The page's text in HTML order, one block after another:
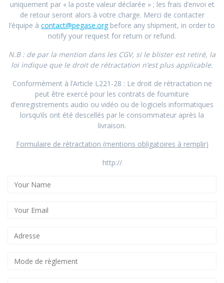
uniquement par « la poste valeur déclarée » ; les frais d’envoi et
de retour seront alors à votre charge. Merci de contacter
l’équipe à contact@pegase.orgbefore any shipment, in order to
notify your request for return or refund.
N.B : de par la mention dans les CGV, si le blister est retiré, la
loi indique que le droit de rétractation n’est plus applicable.
Conformément à l’Article L221-28 : Le droit de rétractation ne
peut être exercé pour les contrats de fourniture
d’enregistrements audio ou vidéo ou de logiciels informatiques
lorsqu’ils ont été descellés par le consommateur après la
livraison.
Formulaire de rétractation (mentions obligatoires à remplir)
http://